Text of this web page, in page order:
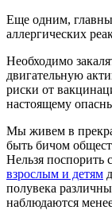
Еще одним,
аллергических
Необходимо
двигательную
риски от
настоящему
Мы живем в
быть бичом
Нельзя поспорить
взрослым и детям
полувека
наблюдаются